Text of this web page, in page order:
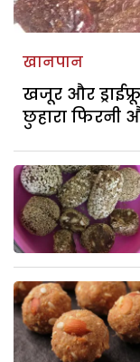
खानपान
खजूर और
छुहारा फिरनी